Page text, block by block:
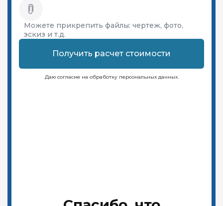
Можете прикрепить файлы: чертеж, фото,
эскиз и т.д.
Получить расчет стоимости
Даю согласие на обработку персональных данных.